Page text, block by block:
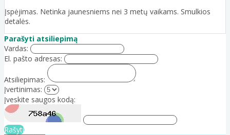
Įspėjimas. Netinka jaunesniems nei 3 metų vaikams. Smulkios
detalės.
Parašyti atsiliepimą
Vardas:
El. pašto adresas:
Atsiliepimas:
Įvertinimas:
Įveskite saugos kodą:
Rašyti